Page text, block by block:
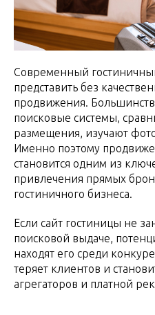
Современный
представить без
продвижения.
поисковые системы,
размещения, изучают
Именно поэтому
становится одним из
привлечения прямых
гостиничного бизнеса.
Если сайт гостиницы не
поисковой выдаче,
находят его среди
теряет клиентов и
агрегаторов и платной